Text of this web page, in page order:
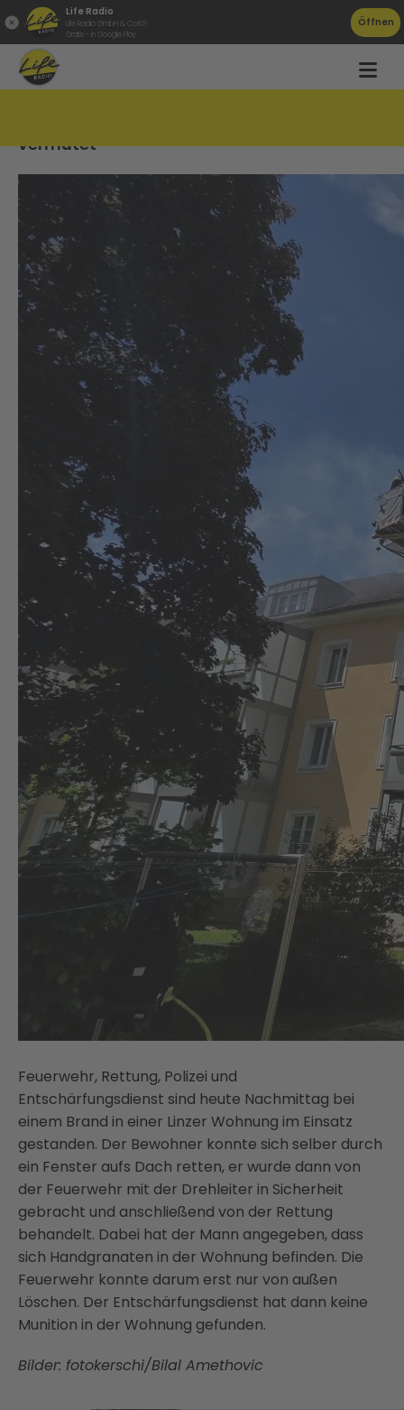
Life Radio
Life Radio GmbH & Co.KG
Gratis - in Google Play
Öffnen
vermutet
Feuerwehr, Rettung, Polizei und
Entschärfungsdienst sind heute Nachmittag bei
einem Brand in einer Linzer Wohnung im Einsatz
gestanden. Der Bewohner konnte sich selber durch
ein Fenster aufs Dach retten, er wurde dann von
der Feuerwehr mit der Drehleiter in Sicherheit
gebracht und anschließend von der Rettung
behandelt. Dabei hat der Mann angegeben, dass
sich Handgranaten in der Wohnung befinden. Die
Feuerwehr konnte darum erst nur von außen
Löschen. Der Entschärfungsdienst hat dann keine
Munition in der Wohnung gefunden.
Bilder: fotokerschi/Bilal Amethovic